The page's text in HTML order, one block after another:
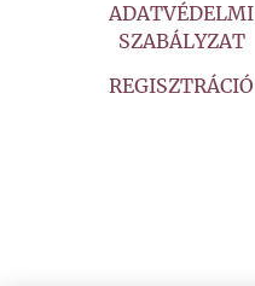
ADATVÉDELMI
SZABÁLYZAT
REGISZTRÁCIÓ